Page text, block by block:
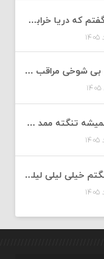
دانلود آهنگ علی ایلمان به نام دریا (گفتم که دریا خرابه نمه بارونه لب شط و نبین)
دانلود آهنگ مهدی فروغی به نام ولی بی شوخی مراقب من باش
دانلود آهنگ محمد ملایی به نام دل همیشه تنگته ممد کله ونگته
دانلود آهنگ محمد محرمی به نام دلتنگتم خیلی لیلی لیلی لیلی تو که نباشی پیش من به زندگی میلی